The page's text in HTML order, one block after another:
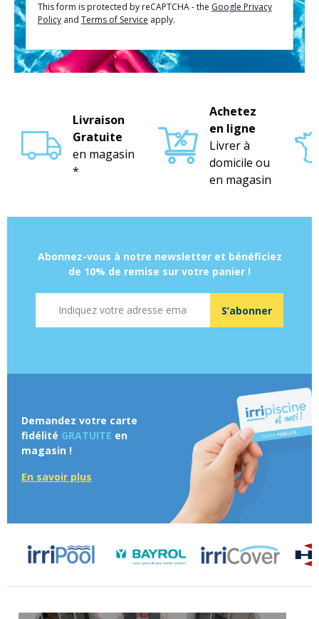
This form is protected by reCAPTCHA - the Google Privacy
Policy and Terms of Service apply.
Livraison
Gratuite
en magasin
*
Achetez
en ligne
Livrer à
domicile ou
en magasin
Abonnez-vous à notre newsletter et bénéficiez
de 10% de remise sur votre panier !
S’abonner
Demandez votre carte
fidélité GRATUITE en
magasin !
En savoir plus